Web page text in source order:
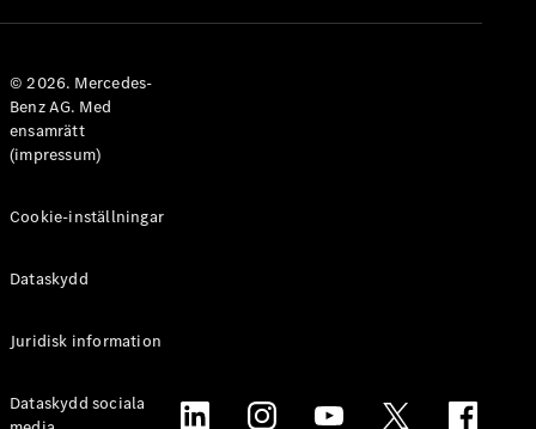
erbjudanden
Tjänstebilar
Mercedes-
Benz
och priser
Boka
provkörning
lån
© 2026. Mercedes-
Benz AG. Med
ensamrätt
(impressum)
Cookie-inställningar
Dataskydd
Juridisk information
Dataskydd sociala